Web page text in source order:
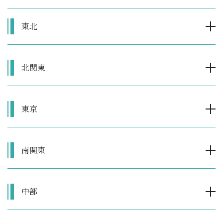
東北
北関東
東京
南関東
中部